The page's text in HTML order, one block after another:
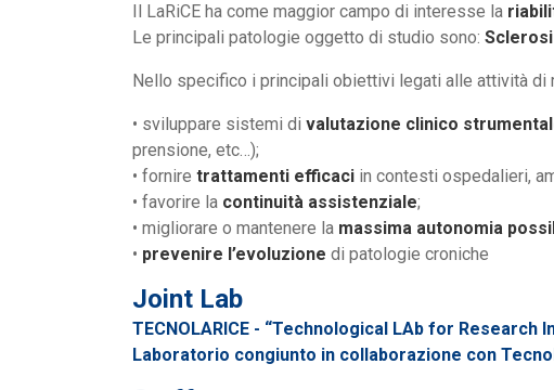
Il LaRiCE ha come maggior campo di interesse la
Le principali patologie oggetto di studio sono:
Nello specifico i principali obiettivi legati alle attività di
• sviluppare sistemi di valutazione clinico
prensione, etc…);
• fornire trattamenti efficaci in contesti ospedalieri,
• favorire la continuità assistenziale;
• migliorare o mantenere la massima autonomia
• prevenire l’evoluzione di patologie croniche
Joint Lab
TECNOLARICE - “Technological LAb for Research
Laboratorio congiunto in collaborazione con